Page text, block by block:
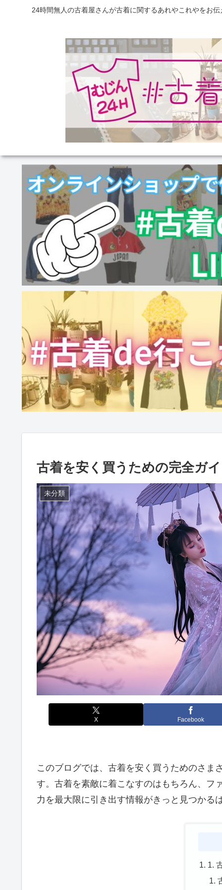
24時間無人の古着屋さんが古着に関するあれやこれやをお
古着を安く買うための完全ガ
未分類
X Facebook
このブログでは、古着を安く買うためのさま
す。古着を素敵に着こなすのはもちろん、フ
力を最大限に引き出す情報がきっと見つかる
1.